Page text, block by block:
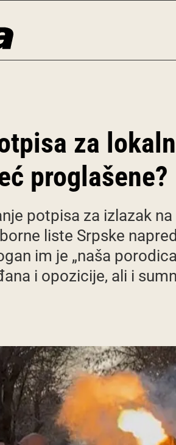
za
proglašene?
potpisa za izlazak
liste Srpske
im je „naša
i opozicije, ali i